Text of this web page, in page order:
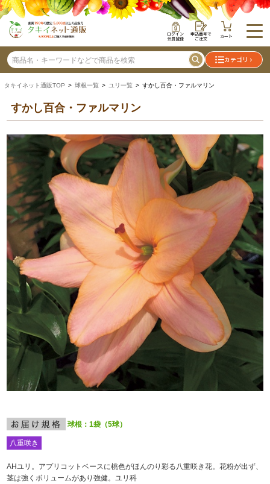
ログイン
会員登録
申込番号で
ご注文 カート
カテゴリ
タキイネット通販TOP > 球根一覧 > ユリ一覧 > すかし百合・ファルマリン
すかし百合・ファルマリン
球根：1袋（5球）
八重咲き
AHユリ。アプリコットベースに桃色がほんのり彩る八重咲き花。花粉が出ず、
茎は強くボリュームがあり強健。ユリ科